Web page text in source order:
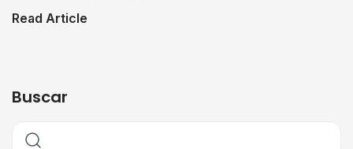
Read Article
Buscar